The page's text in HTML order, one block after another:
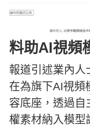
料助AI視頻
報道引述業內人
在為旗下AI視頻
容底座，透過自
權素材納入模型